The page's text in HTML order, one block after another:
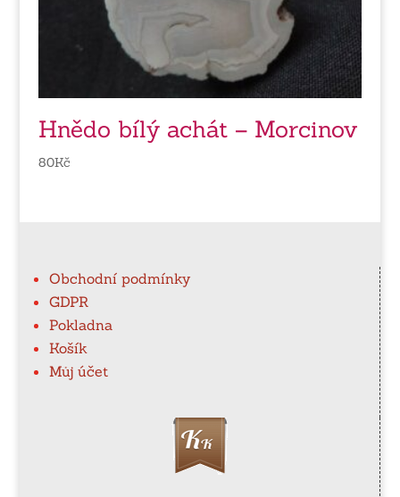
Hnědo bílý achát – Morcinov
80Kč
Obchodní podmínky
GDPR
Pokladna
Košík
Můj účet